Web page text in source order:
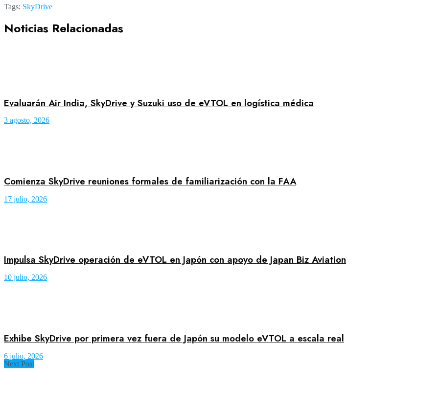
Tags: SkyDrive
Noticias Relacionadas
Evaluarán Air India, SkyDrive y Suzuki uso de eVTOL en logística médica
3 agosto, 2026
Comienza SkyDrive reuniones formales de familiarización con la FAA
17 julio, 2026
Impulsa SkyDrive operación de eVTOL en Japón con apoyo de Japan Biz Aviation
10 julio, 2026
Exhibe SkyDrive por primera vez fuera de Japón su modelo eVTOL a escala real
6 julio, 2026
Next Post